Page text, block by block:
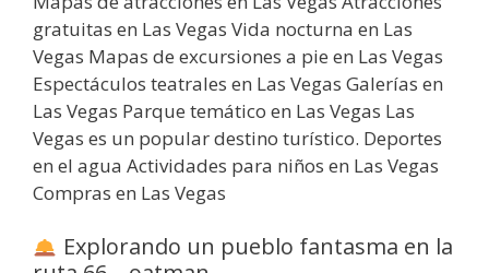
gratuitas en Las Vegas Vida nocturna en Las
Vegas Mapas de excursiones a pie en Las Vegas
Espectáculos teatrales en Las Vegas Galerías en
Las Vegas Parque temático en Las Vegas Las
Vegas es un popular destino turístico. Deportes
en el agua Actividades para niños en Las Vegas
Compras en Las Vegas
Explorando un pueblo fantasma en la